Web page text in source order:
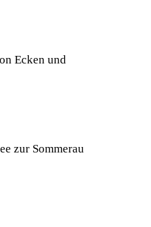
Ecken und
zur Sommerau